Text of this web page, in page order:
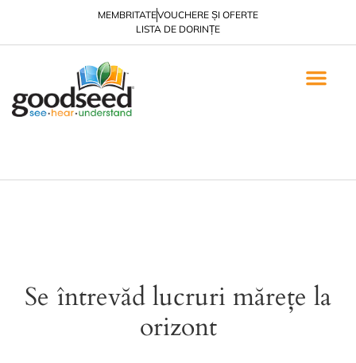
MEMBRITATEVOUCHERE ȘI OFERTE
LISTA DE DORINȚE
Se întrevăd lucruri mărețe la
orizont